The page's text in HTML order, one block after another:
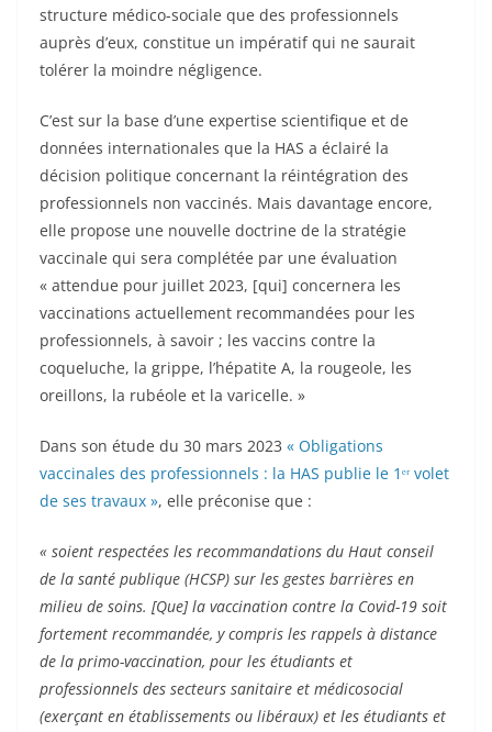
structure médico-sociale que des professionnels
auprès d’eux, constitue un impératif qui ne saurait
tolérer la moindre négligence.
C’est sur la base d’une expertise scientifique et de
données internationales que la HAS a éclairé la
décision politique concernant la réintégration des
professionnels non vaccinés. Mais davantage encore,
elle propose une nouvelle doctrine de la stratégie
vaccinale qui sera complétée par une évaluation
« attendue pour juillet 2023, [qui] concernera les
vaccinations actuellement recommandées pour les
professionnels, à savoir ; les vaccins contre la
coqueluche, la grippe, l’hépatite A, la rougeole, les
oreillons, la rubéole et la varicelle. »
Dans son étude du 30 mars 2023 « Obligations
vaccinales des professionnels : la HAS publie le 1ᵉʳ volet
de ses travaux », elle préconise que :
« soient respectées les recommandations du Haut conseil
de la santé publique (HCSP) sur les gestes barrières en
milieu de soins. [Que] la vaccination contre la Covid-19 soit
fortement recommandée, y compris les rappels à distance
de la primo-vaccination, pour les étudiants et
professionnels des secteurs sanitaire et médicosocial
(exerçant en établissements ou libéraux) et les étudiants et